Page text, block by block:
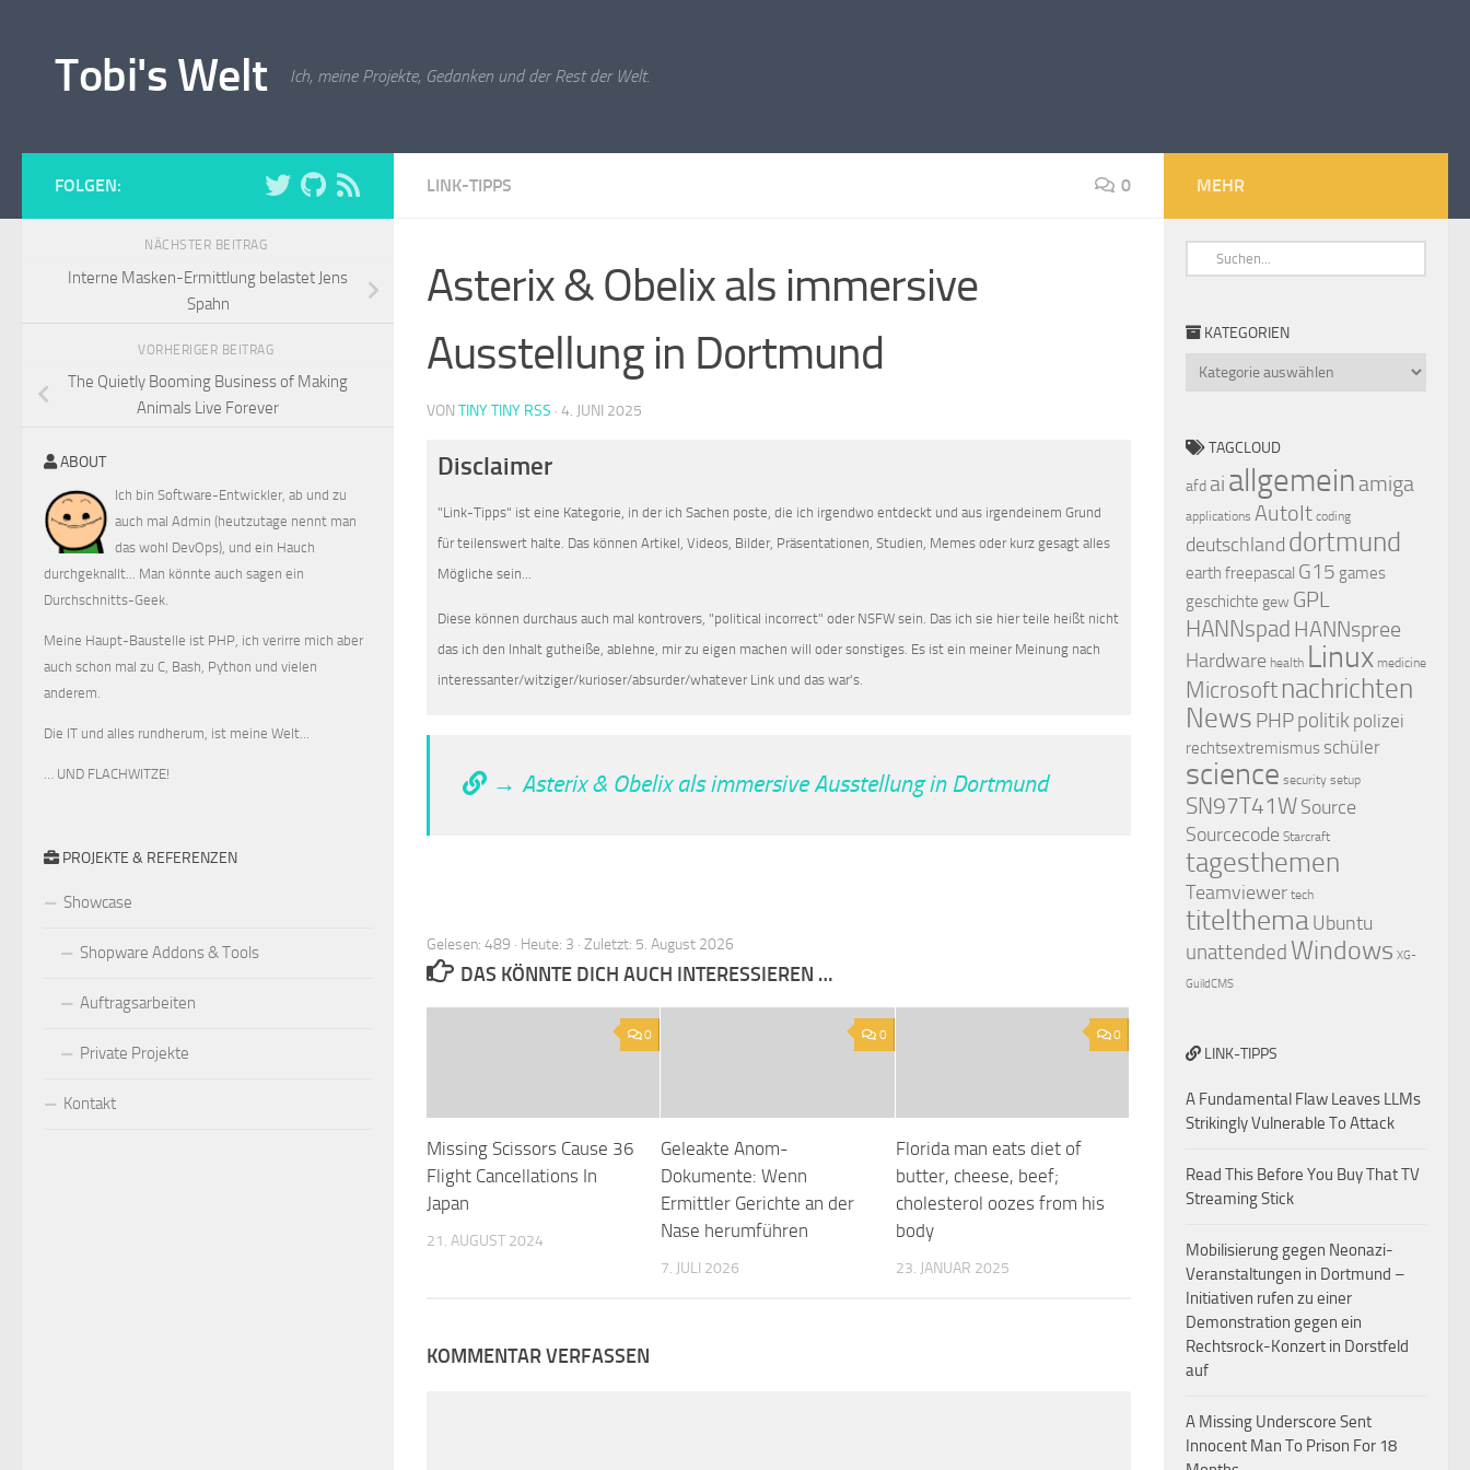
Tobi's Welt Ich, meine Projekte, Gedanken und der Rest der Welt.
LINK-TIPPS 0
Asterix & Obelix als immersive
Ausstellung in Dortmund
VON TINY TINY RSS · 4. JUNI 2025
Disclaimer
"Link-Tipps" ist eine Kategorie, in der ich Sachen poste, die ich irgendwo entdeckt und aus irgendeinem Grund
für teilenswert halte. Das können Artikel, Videos, Bilder, Präsentationen, Studien, Memes oder kurz gesagt alles
Mögliche sein...
Diese können durchaus auch mal kontrovers, "political incorrect" oder NSFW sein. Das ich sie hier teile heißt nicht
das ich den Inhalt gutheiße, ablehne, mir zu eigen machen will oder sonstiges. Es ist ein meiner Meinung nach
interessanter/witziger/kurioser/absurder/whatever Link und das war's.
→ Asterix & Obelix als immersive Ausstellung in Dortmund
Gelesen: 489 · Heute: 3 · Zuletzt: 5. August 2026
DAS KÖNNTE DICH AUCH INTERESSIEREN …
0
Missing Scissors Cause 36
Flight Cancellations In
Japan
21. AUGUST 2024
0
Geleakte Anom-
Dokumente: Wenn
Ermittler Gerichte an der
Nase herumführen
7. JULI 2026
0
Florida man eats diet of
butter, cheese, beef;
cholesterol oozes from his
body
23. JANUAR 2025
KOMMENTAR VERFASSEN
FOLGEN:
NÄCHSTER BEITRAG
Interne Masken-Ermittlung belastet Jens
Spahn
VORHERIGER BEITRAG
The Quietly Booming Business of Making
Animals Live Forever
ABOUT
Ich bin Software-Entwickler, ab und zu
auch mal Admin (heutzutage nennt man
das wohl DevOps), und ein Hauch
durchgeknallt... Man könnte auch sagen ein
Durchschnitts-Geek.
Meine Haupt-Baustelle ist PHP, ich verirre mich aber
auch schon mal zu C, Bash, Python und vielen
anderem.
Die IT und alles rundherum, ist meine Welt...
… UND FLACHWITZE!
PROJEKTE & REFERENZEN
Showcase
Shopware Addons & Tools
Auftragsarbeiten
Private Projekte
Kontakt
MEHR
KATEGORIEN
TAGCLOUD
afd ai allgemein amiga
applications AutoIt coding
deutschland dortmund
earth freepascal G15 games
geschichte gew GPL
HANNspad HANNspree
Hardware health Linux medicine
Microsoft nachrichten
News PHPpolitik polizei
rechtsextremismus schüler
science security setup
SN97T41WSource
Sourcecode Starcraft
tagesthemen
Teamviewer tech
titelthemaUbuntu
unattended Windows XG-
GuildCMS
LINK-TIPPS
A Fundamental Flaw Leaves LLMs
Strikingly Vulnerable To Attack
Read This Before You Buy That TV
Streaming Stick
Mobilisierung gegen Neonazi-
Veranstaltungen in Dortmund –
Initiativen rufen zu einer
Demonstration gegen ein
Rechtsrock-Konzert in Dorstfeld
auf
A Missing Underscore Sent
Innocent Man To Prison For 18